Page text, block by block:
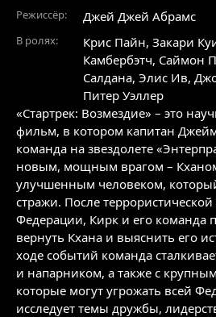
Режиссёр: Джей Джей Абрамс
В ролях: Крис Пайн, Закари
Камбербэтч, Саймон
Салдана, Элис Ив,
Питер Уэллер
«Стартрек: Возмездие» – это
фильм, в котором капитан
команда на звездолете
новым, мощным врагом –
улучшенным человеком,
стражи. После
Федерации, Кирк и его команда
вернуть Кхана и выяснить его
ходе событий команда
и напарником, а также с
которые могут угрожать всей
исследует темы дружбы,